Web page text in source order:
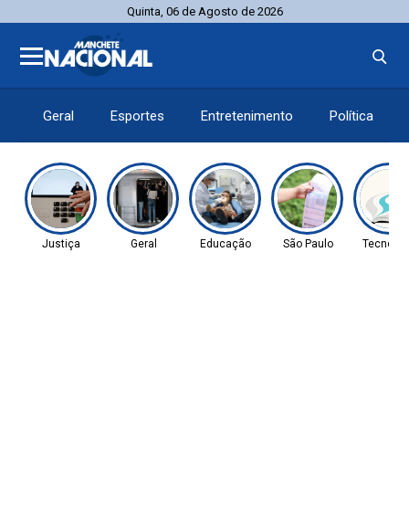
Quinta, 06 de Agosto de 2026
Geral Esportes Entretenimento Política
Justiça Geral Educação São Paulo